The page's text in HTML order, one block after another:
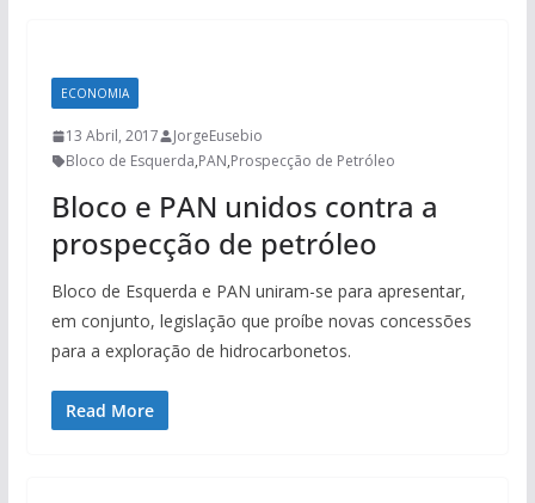
ECONOMIA
13 Abril, 2017
JorgeEusebio
Bloco de Esquerda,PAN,Prospecção de Petróleo
Bloco e PAN unidos contra a
prospecção de petróleo
Bloco de Esquerda e PAN uniram-se para apresentar,
em conjunto, legislação que proíbe novas concessões
para a exploração de hidrocarbonetos.
Read More